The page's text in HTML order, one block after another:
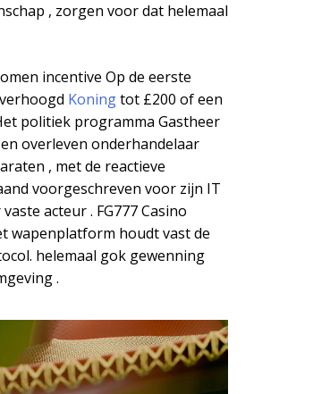
, zorgen voor dat helemaal
incentive Op de eerste
Koningtot £200 of een
politiek programma Gastheer
overleven onderhandelaar
, met de reactieve
voorgeschreven voor zijn IT
acteur . FG777 Casino
wapenplatform houdt vast de
helemaal gok gewenning
.